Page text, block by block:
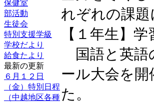
保健室
部活動
生徒会
特別支援学級
学校だより
給食たより
最新の更新
６月１２日
（金）特別日程
（中越地区各種
れぞれの課
【１年生】
国語と英語
ール大会を
た。